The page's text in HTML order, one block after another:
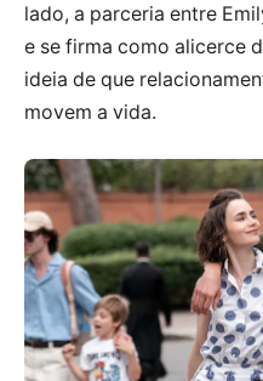
lado, a parceria entre
e se firma como alicerce
ideia de que
movem a vida.